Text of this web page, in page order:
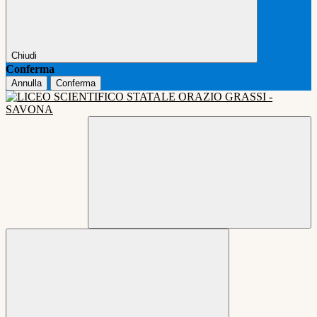
Chiudi
Conferma
Annulla Conferma